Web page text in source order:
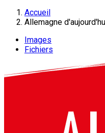
Accueil
Allemagne
Images
Fichiers